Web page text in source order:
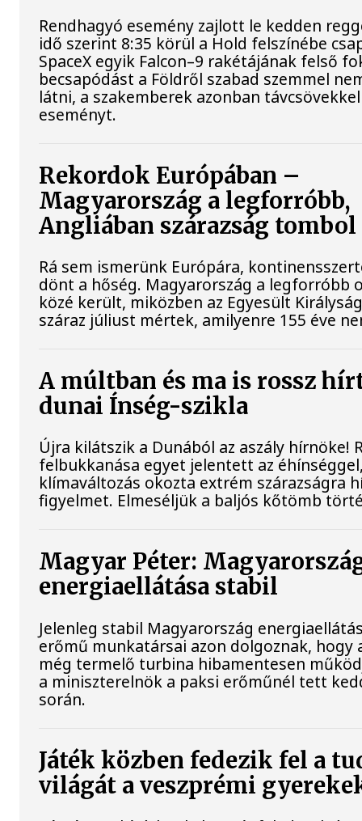
Rendhagyó esemény zajlott le kedden
idő szerint 8:35 körül a Hold felszínébe
SpaceX egyik Falcon–9 rakétájának felső
becsapódást a Földről szabad szemmel
látni, a szakemberek azonban
eseményt.
Rekordok Európában –
Magyarország a legforróbb,
Angliában szárazság tombol
Rá sem ismerünk Európára,
dönt a hőség. Magyarország a legforróbb
közé került, miközben az Egyesült
száraz júliust mértek, amilyenre 155 éve
A múltban és ma is rossz
dunai Ínség-szikla
Újra kilátszik a Dunából az aszály hírnöke!
felbukkanása egyet jelentett az
klímaváltozás okozta extrém szárazságra
figyelmet. Elmeséljük a baljós kőtömb
Magyar Péter:
energiaellátása stabil
Jelenleg stabil Magyarország
erőmű munkatársai azon dolgoznak, hogy
még termelő turbina hibamentesen
a miniszterelnök a paksi erőműnél tett
során.
Játék közben fedezik fel a
világát a veszprémi